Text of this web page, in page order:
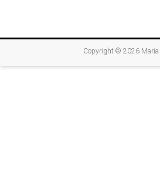
Copyright © 2026 Maria